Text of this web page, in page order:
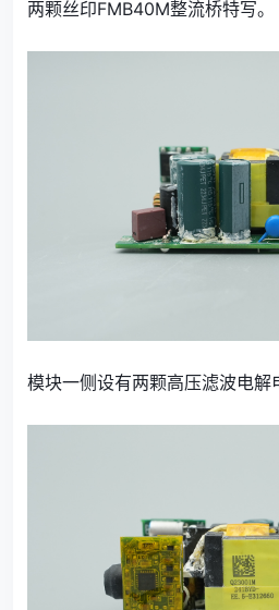
两颗丝印FMB40M整流桥特写。
模块一侧设有两颗高压滤波电解